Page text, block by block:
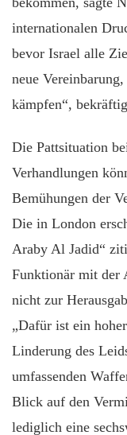
internationalen
bevor Israel alle
neue
kämpfen“,
Die Pattsituation
Verhandlungen
Bemühungen der
Die in London
Araby Al Jadid“
Funktionär mit der
nicht zur
„Dafür ist ein
Linderung des
umfassenden
Blick auf den
lediglich eine